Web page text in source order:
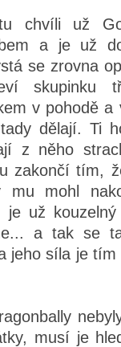
chvíli už
a je už
se zrovna
skupinku
v pohodě a
dělají. Ti
z něho
zakončí tím,
mu mohl
už
a tak se
jeho síla je
musí je